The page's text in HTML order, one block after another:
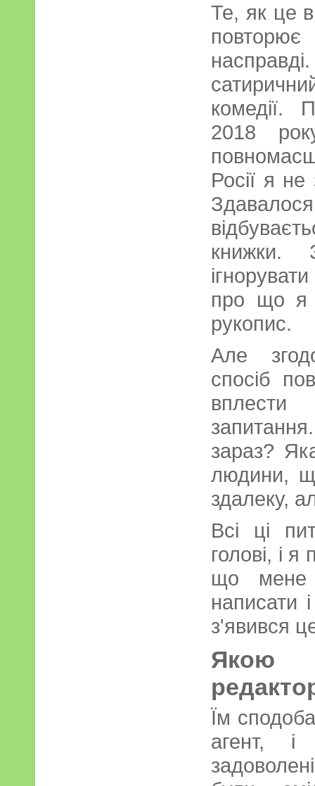
Те, як це
комедії.
2018
Росії я
книжки.
про що я
рукопис.
Але
спосіб
зараз?
людини,
здалеку,
Всі ці
голові, і
що
написати
з'явився
Якою
Їм
агент, і